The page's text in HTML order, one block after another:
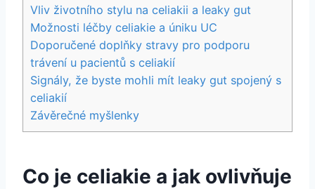
Vliv životního stylu na celiakii a leaky gut
Možnosti léčby celiakie a úniku UC
Doporučené doplňky stravy pro podporu
trávení u pacientů s celiakií
Signály, že byste mohli mít leaky gut spojený s
celiakií
Závěrečné myšlenky
Co je celiakie a jak ovlivňuje